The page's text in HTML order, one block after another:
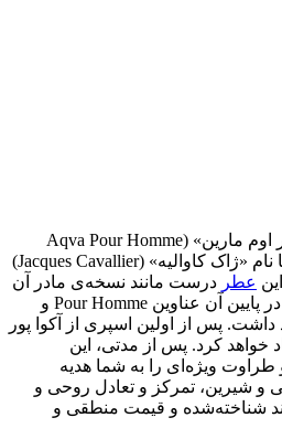
» (Bvlgari) است. این ادو تویلت مردانه «آکوا پور اوم مارین» (Aqva Pour Homme
به دست یکی از سرشناس‌ترین عطرسازهای دنیا با نام «ژاک کاوالیه» (Jacques Cavallier)
این عطر درست مانند نسخه‌ی مادر آن
، نشان AQVA و در پایین آن عناوین Pour Homme و
پس از اولین اسپری از آکوا پور
خواهد کرد. پس از مدتی، این
طراوت ویژه‌ای را به شما هدیه
و شیرین، تمرکز و تعادل روحی و
شناخته‌شده و قیمت منطقی و